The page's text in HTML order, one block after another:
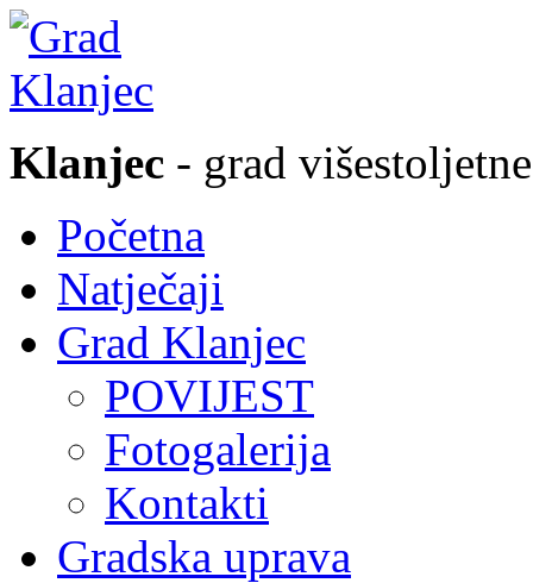
Klanjec - grad
Početna
Natječaji
Grad Klanjec
POVIJEST
Fotogalerija
Kontakti
Gradska uprava